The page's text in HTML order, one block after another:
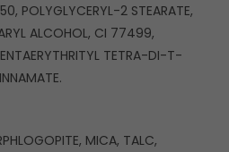
POLYGLYCERYL-2 STEARATE,
ALCOHOL, CI 77499,
TETRA-DI-T-
MICA, TALC,